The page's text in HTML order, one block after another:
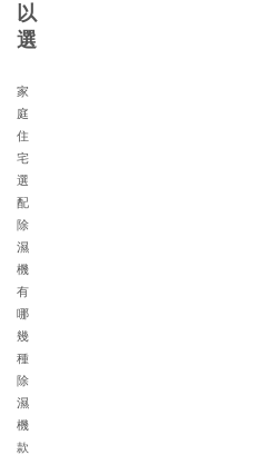
以
選
家
庭
住
宅
選
配
除
濕
機
有
哪
幾
種
除
濕
機
款